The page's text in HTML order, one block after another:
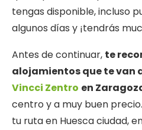
tengas disponible, incluso
algunos días y ¡tendrás
Antes de continuar, te
alojamientos que te van
Vincci Zentro en
centro y a muy buen
tu ruta en Huesca ciudad,